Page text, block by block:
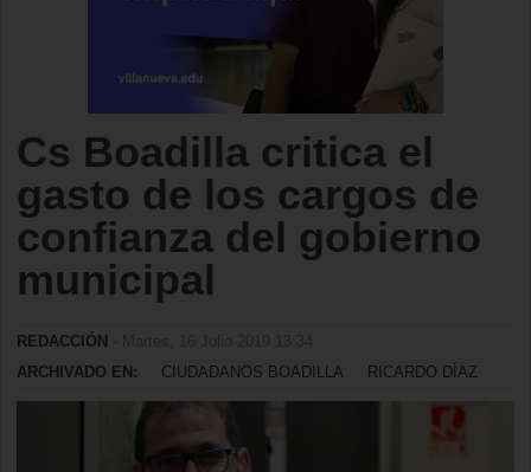
Cs Boadilla critica el
gasto de los cargos de
confianza del gobierno
municipal
REDACCIÓN
ARCHIVADO EN:
CIUDADANOS BOADILLA RICARDO DÍAZ